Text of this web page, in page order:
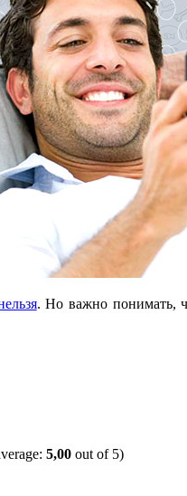
. Но важно понимать,
5,00 out of 5)